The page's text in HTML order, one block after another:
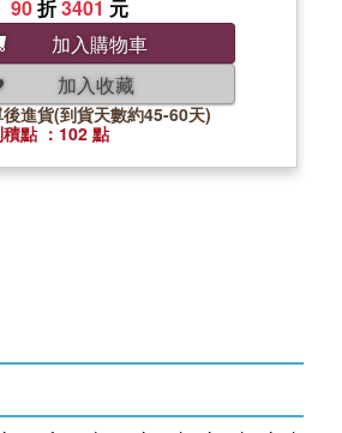
90折3401 元
加入購物車
加入收藏
進貨(到貨天數約45-60天)
點 ：102 點